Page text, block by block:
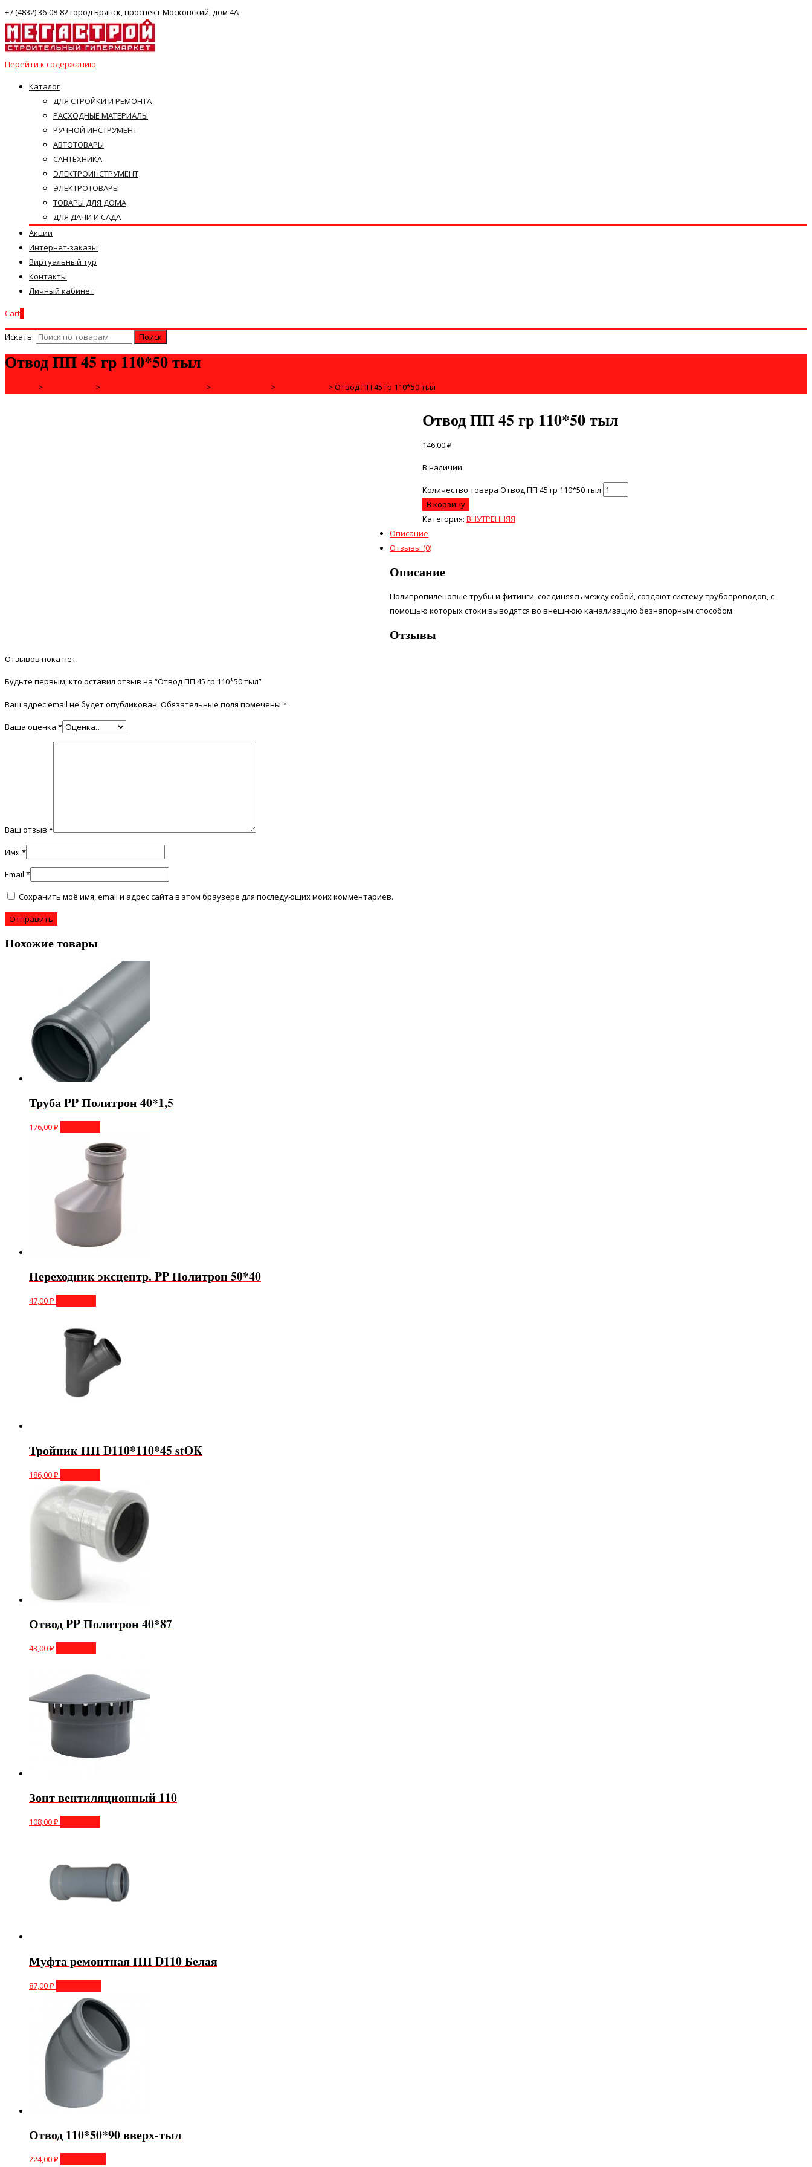
+7 (4832) 36-08-82 город Брянск, проспект Московский, дом 4А
Перейти к содержанию
Каталог
ДЛЯ СТРОЙКИ И РЕМОНТА
РАСХОДНЫЕ МАТЕРИАЛЫ
РУЧНОЙ ИНСТРУМЕНТ
АВТОТОВАРЫ
САНТЕХНИКА
ЭЛЕКТРОИНСТРУМЕНТ
ЭЛЕКТРОТОВАРЫ
ТОВАРЫ ДЛЯ ДОМА
ДЛЯ ДАЧИ И САДА
Акции
Интернет-заказы
Виртуальный тур
Контакты
Личный кабинет
Cart
Искать:
Отвод ПП 45 гр 110*50 тыл
> > > > > Отвод ПП 45 гр 110*50 тыл
Отвод ПП 45 гр 110*50 тыл
146,00₽
В наличии
Количество товара Отвод ПП 45 гр 110*50 тыл
В корзину
Категория: ВНУТРЕННЯЯ
Описание
Отзывы (0)
Описание
Полипропиленовые трубы и фитинги, соединяясь между собой, создают систему трубопроводов, с
помощью которых стоки выводятся во внешнюю канализацию безнапорным способом.
Отзывы
Отзывов пока нет.
Будьте первым, кто оставил отзыв на “Отвод ПП 45 гр 110*50 тыл”
Ваш адрес email не будет опубликован. Обязательные поля помечены *
Ваша оценка *
Ваш отзыв *
Имя *
Email *
Сохранить моё имя, email и адрес сайта в этом браузере для последующих моих комментариев.
Похожие товары
Труба PP Политрон 40*1,5
176,00₽
Переходник эксцентр. PP Политрон 50*40
47,00₽
Тройник ПП D110*110*45 stOK
186,00₽
Отвод PP Политрон 40*87
43,00₽
Зонт вентиляционный 110
108,00₽
Муфта ремонтная ПП D110 Белая
87,00₽
Отвод 110*50*90 вверх-тыл
224,00₽